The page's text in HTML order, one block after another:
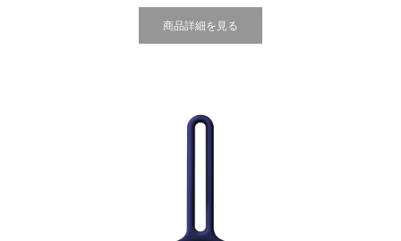
商品詳細を見る